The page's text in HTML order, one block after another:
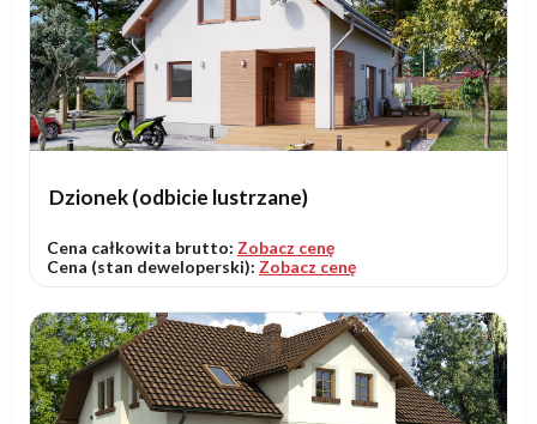
Dzionek (odbicie lustrzane)
Cena całkowita brutto: Zobacz cenę
Cena (stan deweloperski): Zobacz cenę